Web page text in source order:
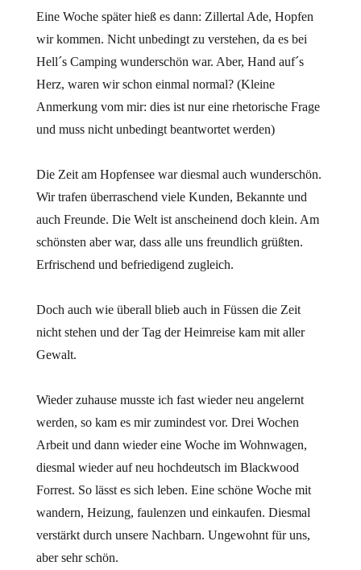
Eine Woche später hieß es dann: Zillertal Ade, Hopfen
wir kommen. Nicht unbedingt zu verstehen, da es bei
Hell´s Camping wunderschön war. Aber, Hand auf´s
Herz, waren wir schon einmal normal? (Kleine
Anmerkung vom mir: dies ist nur eine rhetorische Frage
und muss nicht unbedingt beantwortet werden)
Die Zeit am Hopfensee war diesmal auch wunderschön.
Wir trafen überraschend viele Kunden, Bekannte und
auch Freunde. Die Welt ist anscheinend doch klein. Am
schönsten aber war, dass alle uns freundlich grüßten.
Erfrischend und befriedigend zugleich.
Doch auch wie überall blieb auch in Füssen die Zeit
nicht stehen und der Tag der Heimreise kam mit aller
Gewalt.
Wieder zuhause musste ich fast wieder neu angelernt
werden, so kam es mir zumindest vor. Drei Wochen
Arbeit und dann wieder eine Woche im Wohnwagen,
diesmal wieder auf neu hochdeutsch im Blackwood
Forrest. So lässt es sich leben. Eine schöne Woche mit
wandern, Heizung, faulenzen und einkaufen. Diesmal
verstärkt durch unsere Nachbarn. Ungewohnt für uns,
aber sehr schön.